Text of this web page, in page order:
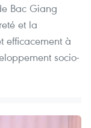
Bac Giang
et la
efficacement à
socio-